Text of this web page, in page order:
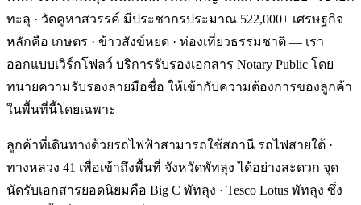
ทะลุ · วัดคูหาสวรรค์ มีประชากรประมาณ 522,000+ เศรษฐกิจ
หลักคือ เกษตร · ข้าวสังข์หยด · ท่องเที่ยวธรรมชาติ — เรา
ออกแบบเวิร์กโฟลว์ บริการรับรองเอกสาร Notary Public โดย
ทนายความรับรองลายมือชื่อ ให้เข้ากับความต้องการของลูกค้า
ในพื้นที่นี้โดยเฉพาะ
ลูกค้าที่เดินทางด้วยรถไฟฟ้าสามารถใช้สถานี รถไฟสายใต้ ·
ทางหลวง 41 เพื่อเข้าถึงพื้นที่ จังหวัดพัทลุง ได้อย่างสะดวก จุด
นัดรับเอกสารยอดนิยมคือ Big C พัทลุง · Tesco Lotus พัทลุง ซึ่ง